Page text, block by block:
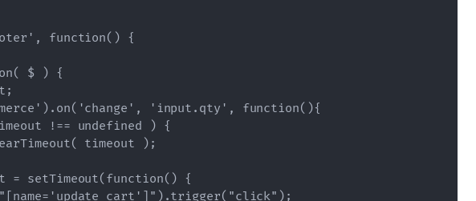
function() {
$ ) {
'input.qty', function(){
!== undefined ) {
timeout );
= setTimeout(function() {